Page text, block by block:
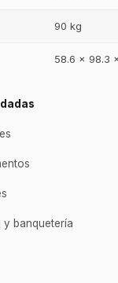
90 kg
58.6 x 98.3
y banquetería